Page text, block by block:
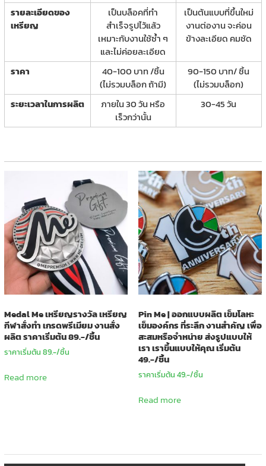
รายละเอียดของ
เหรียญ
เป็นบล็อคที่ทำ
สำเร็จรูปไว้แล้ว
เหมาะกับงานใช้ซ้ำ ๆ
และไม่ค่อยละเอียด
เป็นต้นแบบที่ขึ้นใหม่
งานต่องาน จะค่อน
ข้างละเอียด คมชัด
ราคา
40-100 บาท /ชิ้น
(ไม่รวมบล็อก ถ้ามี)
90-150 บาท/ ชิ้น
(ไม่รวมบล็อก)
ระยะเวลาในการผลิต
ภายใน 30 วัน หรือ
เร็วกว่านั้น
30-45 วัน
Medal Me เหรียญรางวัล เหรียญ
กีฬาสั่งทำ เกรดพรีเมียม งานสั่ง
ผลิต ราคาเริ่มต้น 89.-/ชิ้น
ราคาเริ่มต้น 89.-/ชิ้น
Read more
Pin Me | ออกแบบผลิต เข็มโลหะ
เข็มองค์กร ที่ระลึก งานสำคัญ เพื่อ
สะสมหรือจำหน่าย ส่งรูปแบบให้
เรา เราขึ้นแบบให้คุณ เริ่มต้น
49.-/ชิ้น
ราคาเริ่มต้น 49.-/ชิ้น
Read more